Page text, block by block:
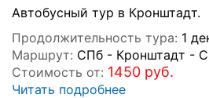
Автобусный тур в Кронштадт.
Продолжительность тура: 1
Маршрут: СПб - Кронштадт -
Стоимость от: 1450 руб.
Читать подробнее